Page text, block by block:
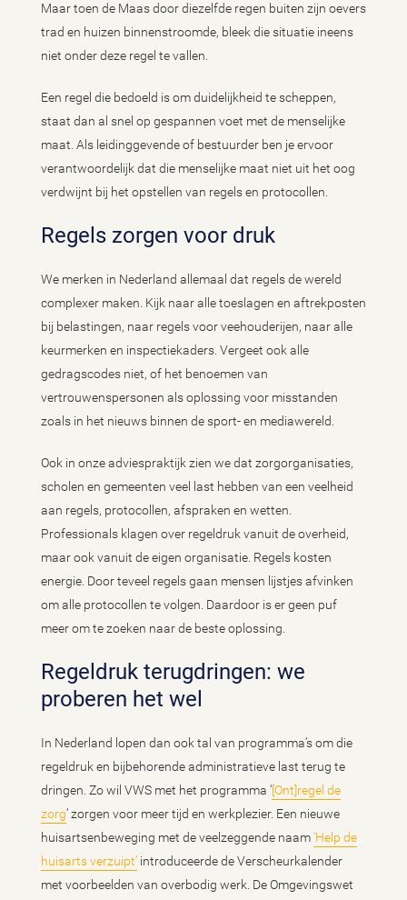
Maar toen de Maas door diezelfde regen buiten zijn oevers
trad en huizen binnenstroomde, bleek die situatie ineens
niet onder deze regel te vallen.
Een regel die bedoeld is om duidelijkheid te scheppen,
staat dan al snel op gespannen voet met de menselijke
maat. Als leidinggevende of bestuurder ben je ervoor
verantwoordelijk dat die menselijke maat niet uit het oog
verdwijnt bij het opstellen van regels en protocollen.
Regels zorgen voor druk
We merken in Nederland allemaal dat regels de wereld
complexer maken. Kijk naar alle toeslagen en aftrekposten
bij belastingen, naar regels voor veehouderijen, naar alle
keurmerken en inspectiekaders. Vergeet ook alle
gedragscodes niet, of het benoemen van
vertrouwenspersonen als oplossing voor misstanden
zoals in het nieuws binnen de sport- en mediawereld.
Ook in onze adviespraktijk zien we dat zorgorganisaties,
scholen en gemeenten veel last hebben van een veelheid
aan regels, protocollen, afspraken en wetten.
Professionals klagen over regeldruk vanuit de overheid,
maar ook vanuit de eigen organisatie. Regels kosten
energie. Door teveel regels gaan mensen lijstjes afvinken
om alle protocollen te volgen. Daardoor is er geen puf
meer om te zoeken naar de beste oplossing.
Regeldruk terugdringen: we
proberen het wel
In Nederland lopen dan ook tal van programma’s om die
regeldruk en bijbehorende administratieve last terug te
dringen. Zo wil VWS met het programma ‘[Ont]regel de
zorg’ zorgen voor meer tijd en werkplezier. Een nieuwe
huisartsenbeweging met de veelzeggende naam‘Help de
huisarts verzuipt’ introduceerde de Verscheurkalender
met voorbeelden van overbodig werk. De Omgevingswet